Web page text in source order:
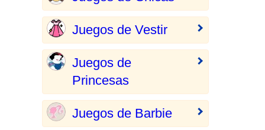
Juegos de Vestir
Juegos de
Princesas
Juegos de Barbie